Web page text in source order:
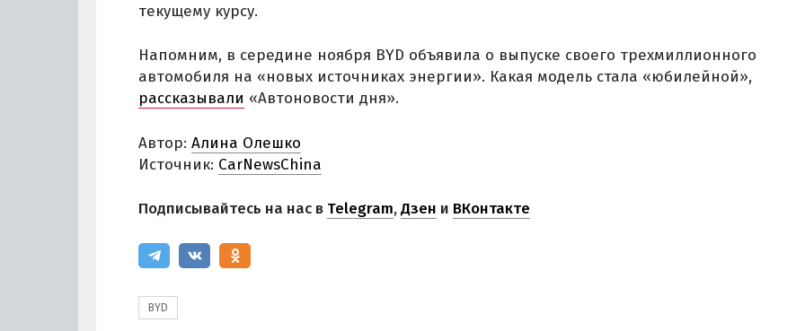
текущему курсу.
Напомним, в середине ноября BYD объявила о выпуске своего трехмиллионного
автомобиля на «новых источниках энергии». Какая модель стала «юбилейной»,
рассказывали «Автоновости дня».
Автор: Алина Олешко
Источник: СarNewsChina
Подписывайтесь на нас в Telegram,Дзен и ВКонтакте
BYD